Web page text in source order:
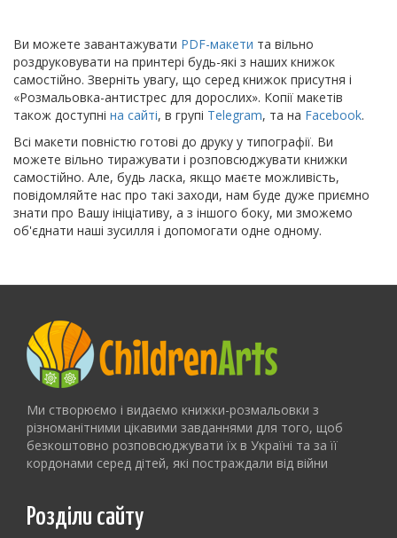
Ви можете завантажувати PDF-макети та вільно
роздруковувати на принтері будь-які з наших книжок
самостійно. Зверніть увагу, що серед книжок присутня і
«Розмальовка-антистрес для дорослих». Копії макетів
також доступні на сайті, в групі Telegram, та на Facebook.
Всі макети повністю готові до друку у типографії. Ви
можете вільно тиражувати і розповсюджувати книжки
самостійно. Але, будь ласка, якщо маєте можливість,
повідомляйте нас про такі заходи, нам буде дуже приємно
знати про Вашу ініціативу, а з іншого боку, ми зможемо
об'єднати наші зусилля і допомогати одне одному.
Ми створюємо і видаємо книжки-розмальовки з
різноманітними цікавими завданнями для того, щоб
безкоштовно розповсюджувати їх в Україні та за її
кордонами серед дітей, які постраждали від війни
Розділи сайту